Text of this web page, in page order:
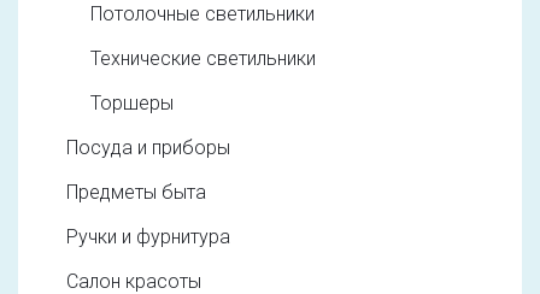
Потолочные светильники
Технические светильники
Торшеры
Посуда и приборы
Предметы быта
Ручки и фурнитура
Салон красоты